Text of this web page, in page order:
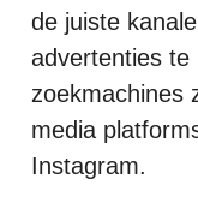
de juiste
advertenties te
zoekmachines
media
Instagram.